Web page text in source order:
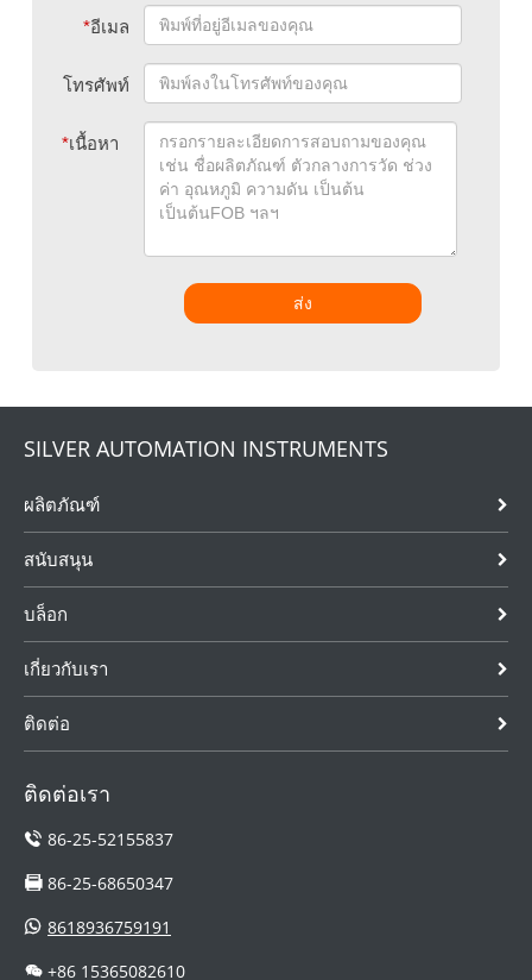
*อีเมล
โทรศัพท์
*เนื้อหา
ส่ง
SILVER AUTOMATION INSTRUMENTS
ผลิตภัณฑ์
สนับสนุน
บล็อก
เกี่ยวกับเรา
ติดต่อ
ติดต่อเรา
86-25-52155837
86-25-68650347
8618936759191
+86 15365082610